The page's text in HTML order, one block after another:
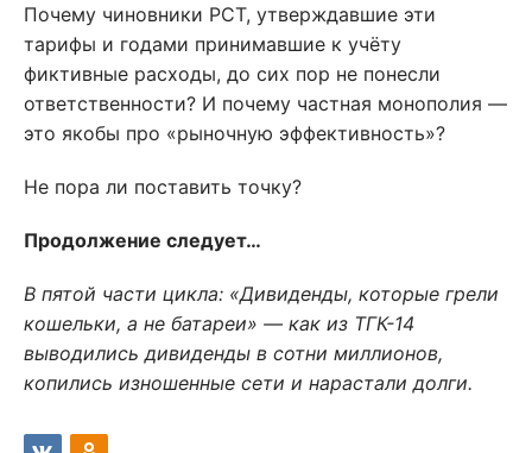
Почему чиновники РСТ, утверждавшие эти
тарифы и годами принимавшие к учёту
фиктивные расходы, до сих пор не понесли
ответственности? И почему частная монополия —
это якобы про «рыночную эффективность»?
Не пора ли поставить точку?
Продолжение следует…
В пятой части цикла: «Дивиденды, которые грели
кошельки, а не батареи» — как из ТГК-14
выводились дивиденды в сотни миллионов,
копились изношенные сети и нарастали долги.